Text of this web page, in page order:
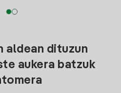
aldean dituzun
aukera batzuk